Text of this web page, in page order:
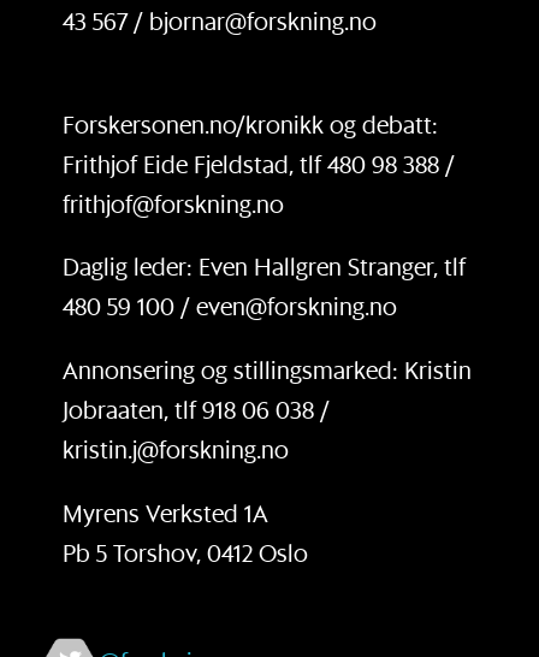
43 567 / bjornar@forskning.no
Forskersonen.no/kronikk og debatt:
Frithjof Eide Fjeldstad, tlf 480 98 388 /
frithjof@forskning.no
Daglig leder: Even Hallgren Stranger, tlf
480 59 100 / even@forskning.no
Annonsering og stillingsmarked: Kristin
Jobraaten, tlf 918 06 038 /
kristin.j@forskning.no
Myrens Verksted 1A
Pb 5 Torshov, 0412 Oslo